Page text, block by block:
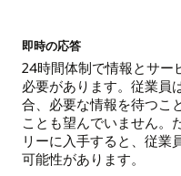
即時の応答
24時間体制で情報とサー
必要があります。従業員
合、必要な情報を待つこ
ことも望んでいません。
リーに入手すると、従業
可能性があります。